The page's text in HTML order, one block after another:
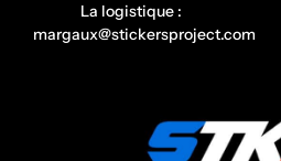
La logistique :
margaux@stickersproject.com